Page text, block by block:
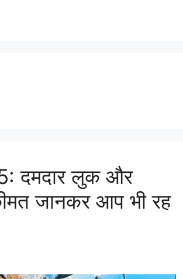
दमदार लुक और
जानकर आप भी रह